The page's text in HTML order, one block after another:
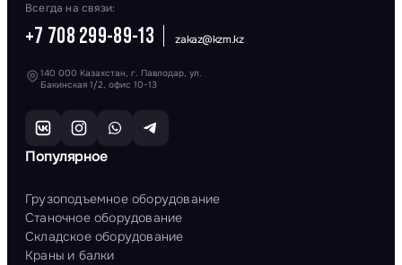
Всегда на связи:
+7 708 299-89-13 zakaz@kzm.kz
140 000 Казахстан, г. Павлодар, ул.
Бакинская 1/2, офис 10-13
Популярное
Грузоподъемное оборудование
Станочное оборудование
Складское оборудование
Краны и балки